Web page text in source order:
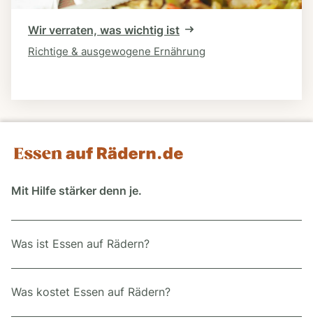
Wir verraten, was wichtig ist
Richtige & ausgewogene Ernährung
Mit Hilfe stärker denn je.
Was ist Essen auf Rädern?
Was kostet Essen auf Rädern?